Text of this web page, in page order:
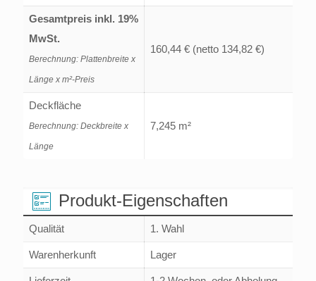
Gesamtpreis inkl. 19%
MwSt.
Berechnung: Plattenbreite x
Länge x m²-Preis
160,44 € (netto 134,82 €)
Deckfläche
Berechnung: Deckbreite x
Länge
7,245 m²
Produkt-Eigenschaften
Qualität 1. Wahl
Warenherkunft Lager